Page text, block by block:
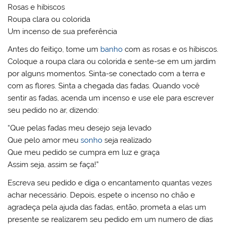
Rosas e hibiscos
Roupa clara ou colorida
Um incenso de sua preferência
Antes do feitiço, tome um banho com as rosas e os hibiscos.
Coloque a roupa clara ou colorida e sente-se em um jardim
por alguns momentos. Sinta-se conectado com a terra e
com as flores. Sinta a chegada das fadas. Quando você
sentir as fadas, acenda um incenso e use ele para escrever
seu pedido no ar, dizendo:
“Que pelas fadas meu desejo seja levado
Que pelo amor meusonho seja realizado
Que meu pedido se cumpra em luz e graça
Assim seja, assim se faça!”
Escreva seu pedido e diga o encantamento quantas vezes
achar necessário. Depois, espete o incenso no chão e
agradeça pela ajuda das fadas, então, prometa a elas um
presente se realizarem seu pedido em um numero de dias